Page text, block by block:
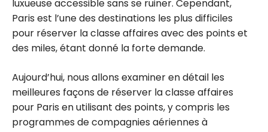
luxueuse accessible sans se ruiner. Cependant,
Paris est l’une des destinations les plus difficiles
pour réserver la classe affaires avec des points et
des miles, étant donné la forte demande.
Aujourd’hui, nous allons examiner en détail les
meilleures façons de réserver la classe affaires
pour Paris en utilisant des points, y compris les
programmes de compagnies aériennes à